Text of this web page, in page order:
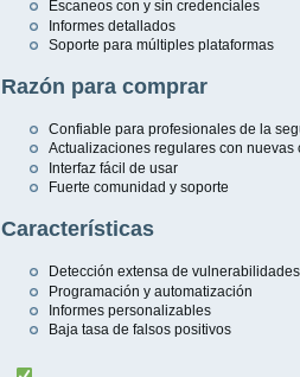
Escaneos con y sin credenciales
Informes detallados
Soporte para múltiples plataformas
Razón para comprar
Confiable para profesionales de la
Actualizaciones regulares con
Interfaz fácil de usar
Fuerte comunidad y soporte
Características
Detección extensa de vulnerabilidades
Programación y automatización
Informes personalizables
Baja tasa de falsos positivos